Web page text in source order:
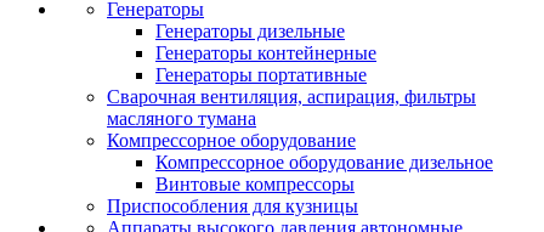
Генераторы
Генераторы дизельные
Генераторы контейнерные
Генераторы портативные
Сварочная вентиляция, аспирация, фильтры
масляного тумана
Компрессорное оборудование
Компрессорное оборудование дизельное
Винтовые компрессоры
Приспособления для кузницы
Аппараты высокого давления автономные